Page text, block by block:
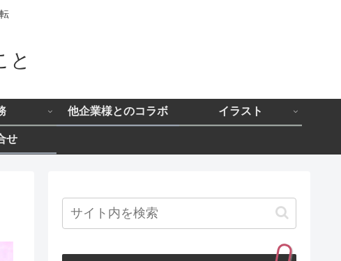
と
他企業様とのコラボ イラスト
せ